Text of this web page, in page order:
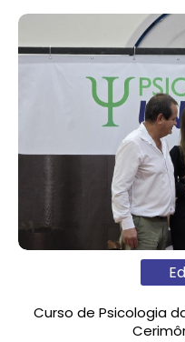
Curso de Psicologia